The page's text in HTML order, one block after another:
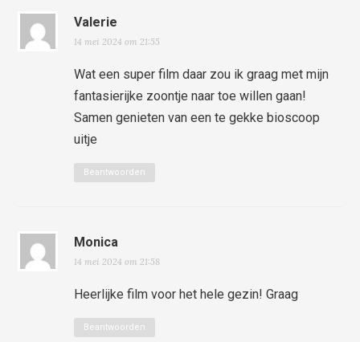
Valerie
14 mei 2024 om 21:55
Wat een super film daar zou ik graag met mijn
fantasierijke zoontje naar toe willen gaan!
Samen genieten van een te gekke bioscoop
uitje
Beantwoorden
Monica
14 mei 2024 om 21:58
Heerlijke film voor het hele gezin! Graag
Beantwoorden